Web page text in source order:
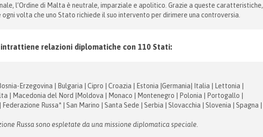
l’Ordine di Malta è neutrale, imparziale e apolitico. Grazie a queste caratteristiche,
volta che uno Stato richiede il suo intervento per dirimere una controversia.
intrattiene relazioni diplomatiche con 110 Stati:
Erzegovina | Bulgaria | Cipro | Croazia | Estonia |Germania| Italia | Lettonia |
| Macedonia del Nord |Moldova | Monaco | Montenegro | Polonia | Portogallo |
Russa* | San Marino | Santa Sede | Serbia | Slovacchia | Slovenia | Spagna |
Russa sono espletate da una missione diplomatica speciale.